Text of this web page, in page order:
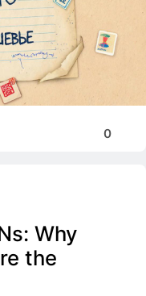
0
Why
the